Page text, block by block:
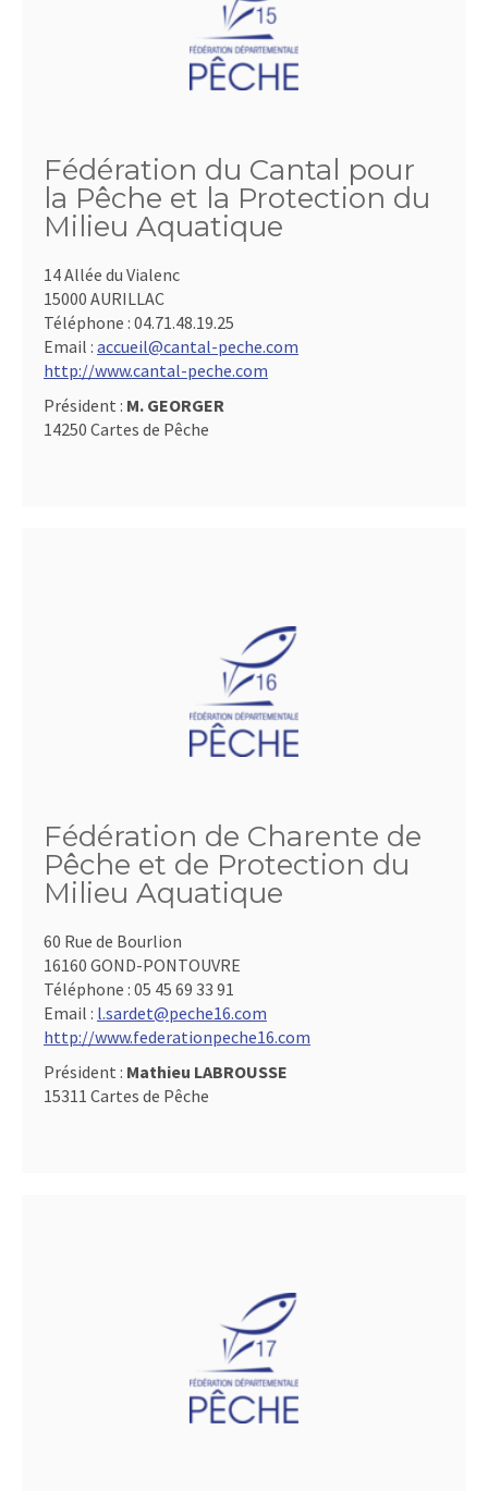
Fédération du Cantal pour
la Pêche et la Protection du
Milieu Aquatique
14 Allée du Vialenc
15000 AURILLAC
Téléphone : 04.71.48.19.25
Email : accueil@cantal-peche.com
http://www.cantal-peche.com
Président : M. GEORGER
14250 Cartes de Pêche
Fédération de Charente de
Pêche et de Protection du
Milieu Aquatique
60 Rue de Bourlion
16160 GOND-PONTOUVRE
Téléphone : 05 45 69 33 91
Email : l.sardet@peche16.com
http://www.federationpeche16.com
Président : Mathieu LABROUSSE
15311 Cartes de Pêche